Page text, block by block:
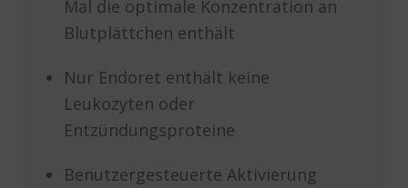
Mal die optimale Konzentration an
Blutplättchen enthält
Nur Endoret enthält keine
Leukozyten oder
Entzündungsproteine
Benutzergesteuerte Aktivierung